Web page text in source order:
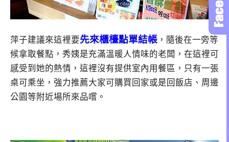
萍子建議來這裡要先來櫃檯點單結帳 ，隨後在一旁等
候拿取餐點，秀姨是充滿溫暖人情味的老闆，在這裡可
感受到她的熱情，這裡沒有提供室內用餐區，只有一張
桌可乘坐，強力推薦大家可購買回家或是回飯店、周邊
公園等附近場所來品嚐。